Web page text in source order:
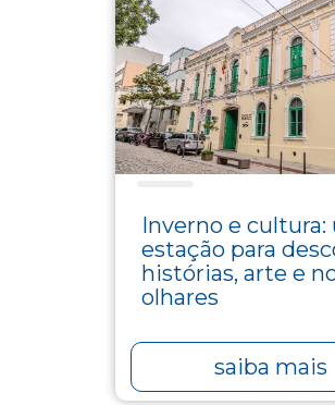
Inverno e cultura:
estação para
histórias, arte e
olhares
saiba mais